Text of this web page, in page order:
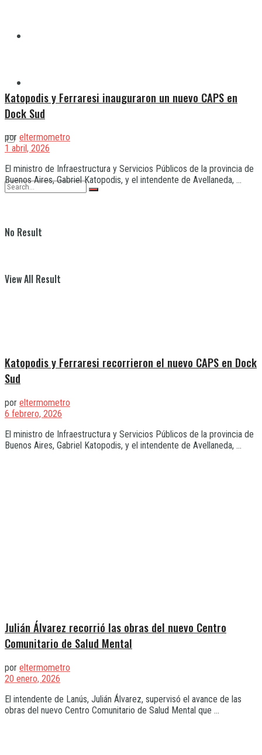
No Result
View All Result
Katopodis y Ferraresi inauguraron un nuevo CAPS en
Dock Sud
por eltermometro
1 abril, 2026
El ministro de Infraestructura y Servicios Públicos de la provincia de
Buenos Aires, Gabriel Katopodis, y el intendente de Avellaneda, ...
Katopodis y Ferraresi recorrieron el nuevo CAPS en Dock
Sud
por eltermometro
6 febrero, 2026
El ministro de Infraestructura y Servicios Públicos de la provincia de
Buenos Aires, Gabriel Katopodis, y el intendente de Avellaneda, ...
Julián Álvarez recorrió las obras del nuevo Centro
Comunitario de Salud Mental
por eltermometro
20 enero, 2026
El intendente de Lanús, Julián Álvarez, supervisó el avance de las
obras del nuevo Centro Comunitario de Salud Mental que ...